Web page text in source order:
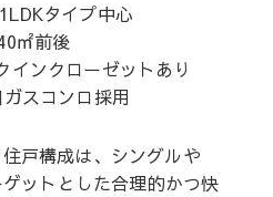
タイプ中心
㎡前後
インクローゼットあり
スコンロ採用
戸構成は、シングルや
ットとした合理的かつ快